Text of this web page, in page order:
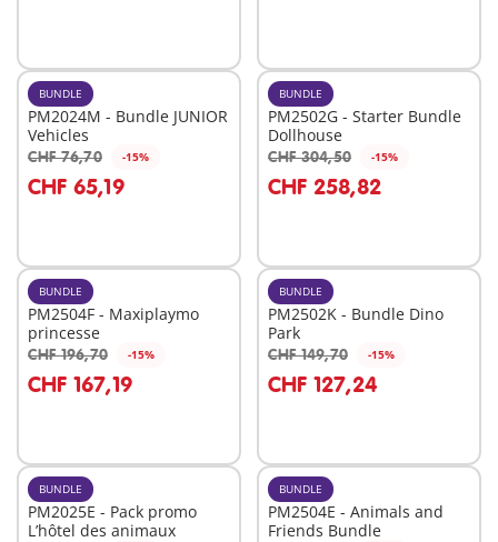
BUNDLE
PM2024M - Bundle JUNIOR
Vehicles
CHF 76,70 -15%
CHF 65,19
Au panier
BUNDLE
PM2502G - Starter Bundle
Dollhouse
CHF 304,50 -15%
CHF 258,82
Au panier
BUNDLE
PM2504F - Maxiplaymo
princesse
CHF 196,70 -15%
CHF 167,19
Au panier
BUNDLE
PM2502K - Bundle Dino
Park
CHF 149,70 -15%
CHF 127,24
Au panier
BUNDLE
PM2025E - Pack promo
L’hôtel des animaux
BUNDLE
PM2504E - Animals and
Friends Bundle